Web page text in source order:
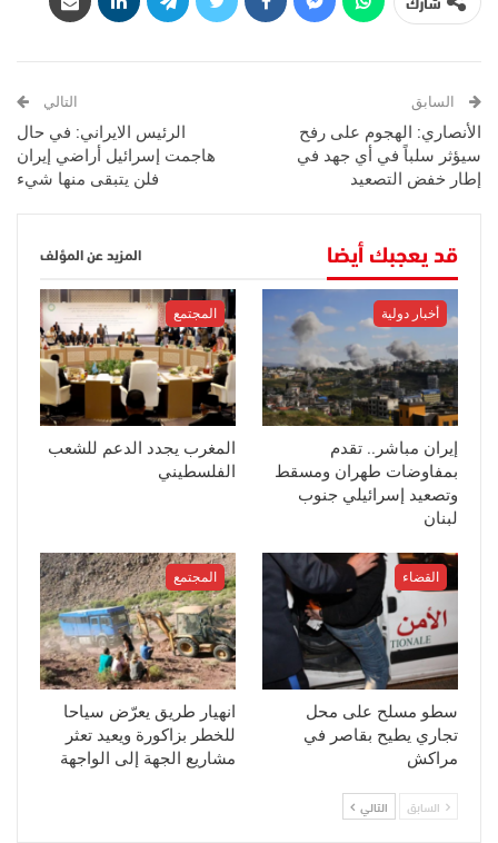
السابق
الأنصاري: الهجوم على رفح
سيؤثر سلباً في أي جهد في
إطار خفض التصعيد
التالي
الرئيس الايراني: في حال
هاجمت إسرائيل أراضي إيران
فلن يتبقى منها شيء
قد يعجبك أيضا المزيد عن المؤلف
أخبار دولية
إيران مباشر.. تقدم
بمفاوضات طهران ومسقط
وتصعيد إسرائيلي جنوب
لبنان
المجتمع
المغرب يجدد الدعم للشعب
الفلسطيني
القضاء
سطو مسلح على محل
تجاري يطيح بقاصر في
مراكش
المجتمع
انهيار طريق يعرّض سياحا
للخطر بزاكورة ويعيد تعثر
مشاريع الجهة إلى الواجهة
السابق التالي